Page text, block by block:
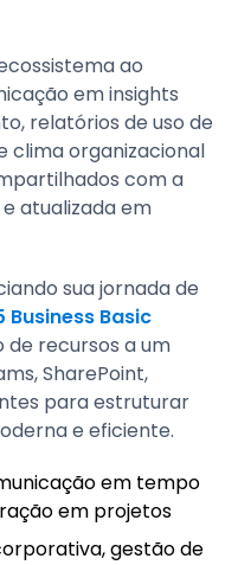
ao
em insights
relatórios de uso de
clima organizacional
com a
atualizada em
sua jornada de
Basic
recursos a um
SharePoint,
para estruturar
e eficiente.
em tempo
em projetos
gestão de